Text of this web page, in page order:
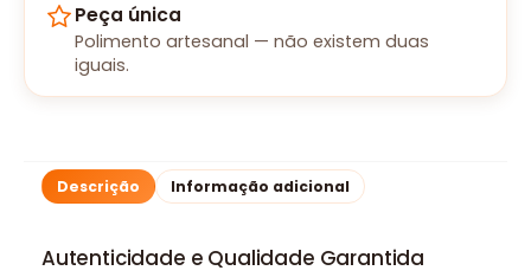
Peça única
Polimento artesanal — não existem duas
iguais.
Descrição Informação adicional
Autenticidade e Qualidade Garantida